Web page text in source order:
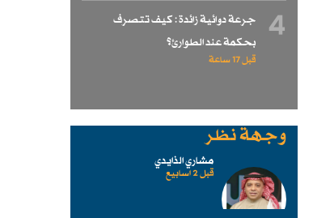
4
جرعة دوائية زائدة : كيف تتصرف
بحكمة عند الطوارئ؟
قبل 17 ساعة
وجهة نظر
مشاري الذايدي
قبل 2 اسابیع